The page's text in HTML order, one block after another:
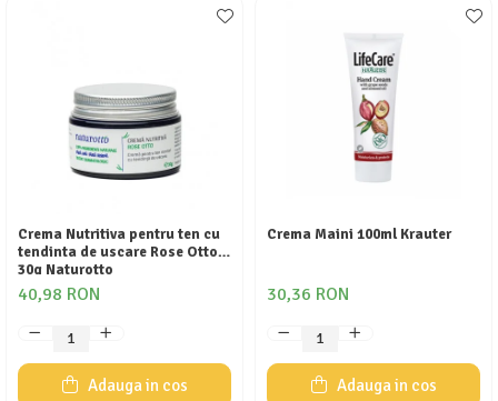
Crema Nutritiva pentru ten cu
tendinta de uscare Rose Otto
30g Naturotto
40,98 RON
Adauga in cos
Crema Maini 100ml Krauter
30,36 RON
Adauga in cos